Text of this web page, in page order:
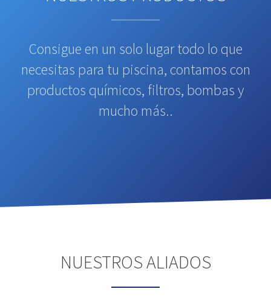
Consigue en un solo lugar todo lo que
necesitas para tu piscina, contamos con
productos químicos, filtros, bombas y
mucho más..
NUESTROS ALIADOS